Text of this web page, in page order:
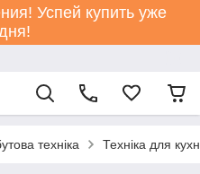
Успей купить уже
техніка Техніка для